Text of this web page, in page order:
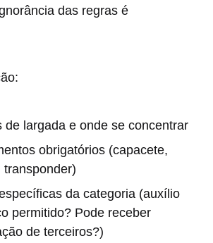
das regras é
de largada e onde se concentrar
obrigatórios (capacete,
transponder)
da categoria (auxílio
permitido? Pode receber
de terceiros?)